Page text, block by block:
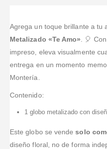
Agrega un toque brillante a tu
Metalizado «Te Amo» . 🎈
impreso, eleva visualmente
entrega en un momento
Montería.
Contenido:
1 globo metalizado con
Este globo se vendesolo
diseño floral, no de forma